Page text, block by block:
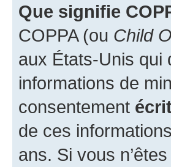
Que signifie
COPPA (ou Child
aux États-Unis qui
informations de
consentement
de ces
ans. Si vous